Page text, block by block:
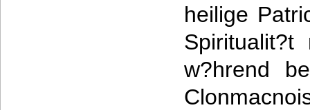
heilige
Spiritualit?t
w?hrend